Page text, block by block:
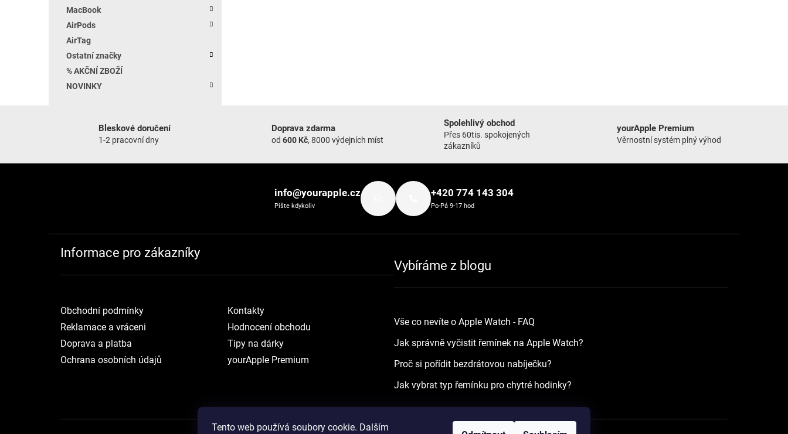
Tento web používá soubory cookie. Dalším
MacBook
AirPods
AirTag
Ostatní značky
% AKČNÍ ZBOŽÍ
NOVINKY
Bleskové doručení
1-2 pracovní dny
Doprava zdarma
od 600 Kč, 8000 výdejních míst
Spolehlivý obchod
Přes 60tis. spokojených
zákazníků
yourApple Premium
Věrnostní systém plný výhod
info@yourapple.cz
Pište kdykoliv
+420 774 143 304
Po-Pá 9-17 hod
Informace pro zákazníky
Obchodní podmínky
Reklamace a vráceni
Doprava a platba
Ochrana osobních údajů
Kontakty
Hodnocení obchodu
Tipy na dárky
yourApple Premium
Vybíráme z blogu
Vše co nevíte o Apple Watch - FAQ
Jak správně vyčistit řemínek na Apple Watch?
Proč si pořídit bezdrátovou nabíječku?
Jak vybrat typ řemínku pro chytré hodinky?